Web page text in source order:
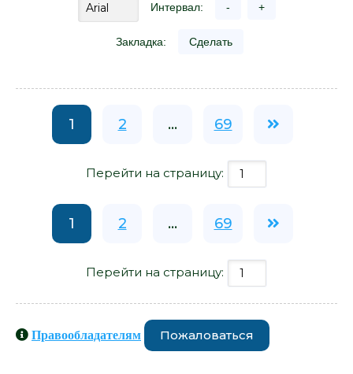
Интервал: - +
Закладка: Сделать
1 2 ... 69
Перейти на страницу:
1 2 ... 69
Перейти на страницу:
Правообладателям Пожаловаться